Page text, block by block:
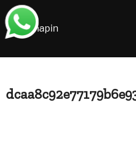
Saltar
al
contenido